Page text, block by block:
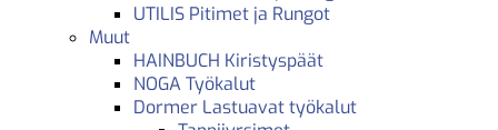
UTILIS Pitimet ja Rungot
Muut
HAINBUCH Kiristyspäät
NOGA Työkalut
Dormer Lastuavat työkalut